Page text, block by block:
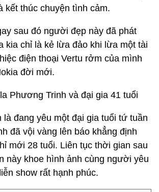
kết thúc chuyện tình cảm.
sau đó người đẹp này đã phát
kia chỉ là kẻ lừa đảo khi lừa một tài
điện thoại Vertu rởm của mình
đời mới.
Phương Trinh và đại gia 41 tuổi
là đang yêu một đại gia tuổi tứ tuần
đã vội vàng lên báo khẳng định
mới 28 tuổi. Liên tục thời gian sau
này khoe hình ảnh cùng người yêu
show rất hạnh phúc.